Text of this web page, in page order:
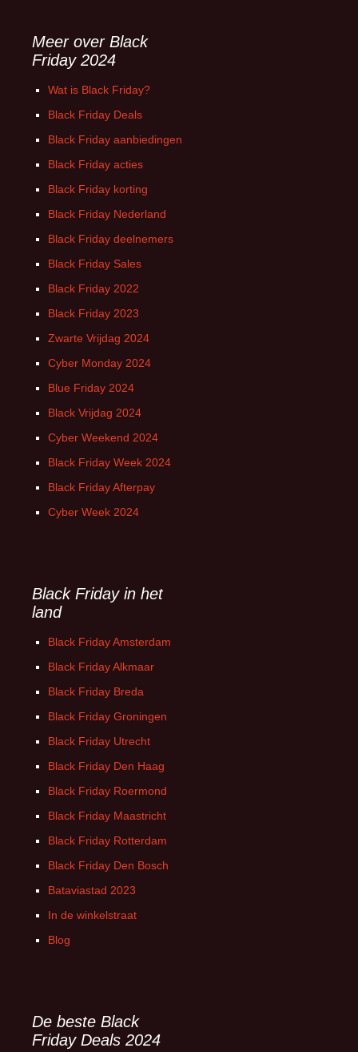
Meer over Black
Friday 2024
Wat is Black Friday?
Black Friday Deals
Black Friday aanbiedingen
Black Friday acties
Black Friday korting
Black Friday Nederland
Black Friday deelnemers
Black Friday Sales
Black Friday 2022
Black Friday 2023
Zwarte Vrijdag 2024
Cyber Monday 2024
Blue Friday 2024
Black Vrijdag 2024
Cyber Weekend 2024
Black Friday Week 2024
Black Friday Afterpay
Cyber Week 2024
Black Friday in het
land
Black Friday Amsterdam
Black Friday Alkmaar
Black Friday Breda
Black Friday Groningen
Black Friday Utrecht
Black Friday Den Haag
Black Friday Roermond
Black Friday Maastricht
Black Friday Rotterdam
Black Friday Den Bosch
Bataviastad 2023
In de winkelstraat
Blog
De beste Black
Friday Deals 2024